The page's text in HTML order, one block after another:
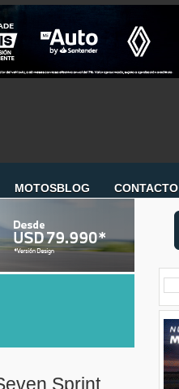
MOTOSBLOG CONTACTO
Sprint